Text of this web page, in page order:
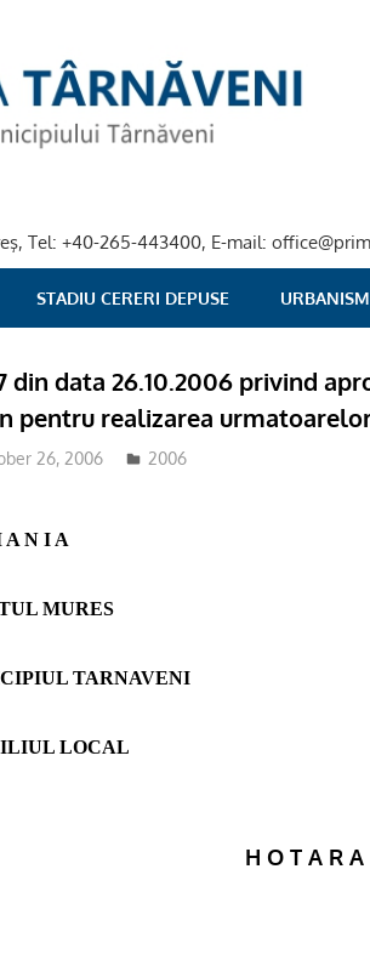
Tel: +40-265-443400, E-mail:
STADIU CERERI DEPUSE URBANISM
din data 26.10.2006 privind
pentru realizarea
26, 2006 2006
A N I A
MURES
TARNAVENI
LOCAL
H O T A R A